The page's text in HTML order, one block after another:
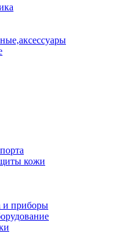
кожи
и приборы